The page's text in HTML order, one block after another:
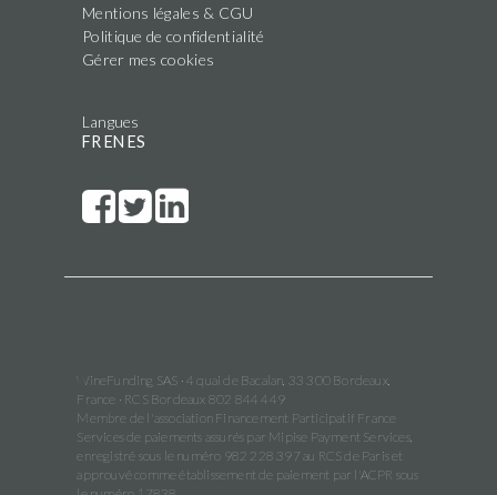
Mentions légales & CGU
Politique de confidentialité
Gérer mes cookies
Langues
FR EN ES
WineFunding SAS · 4 quai de Bacalan, 33 300 Bordeaux,
France · RCS Bordeaux 802 844 449
Membre de l'association Financement Participatif France
Services de paiements assurés par Mipise Payment Services,
enregistré sous le numéro 982 228 397 au RCS de Paris et
approuvé comme établissement de paiement par l'ACPR sous